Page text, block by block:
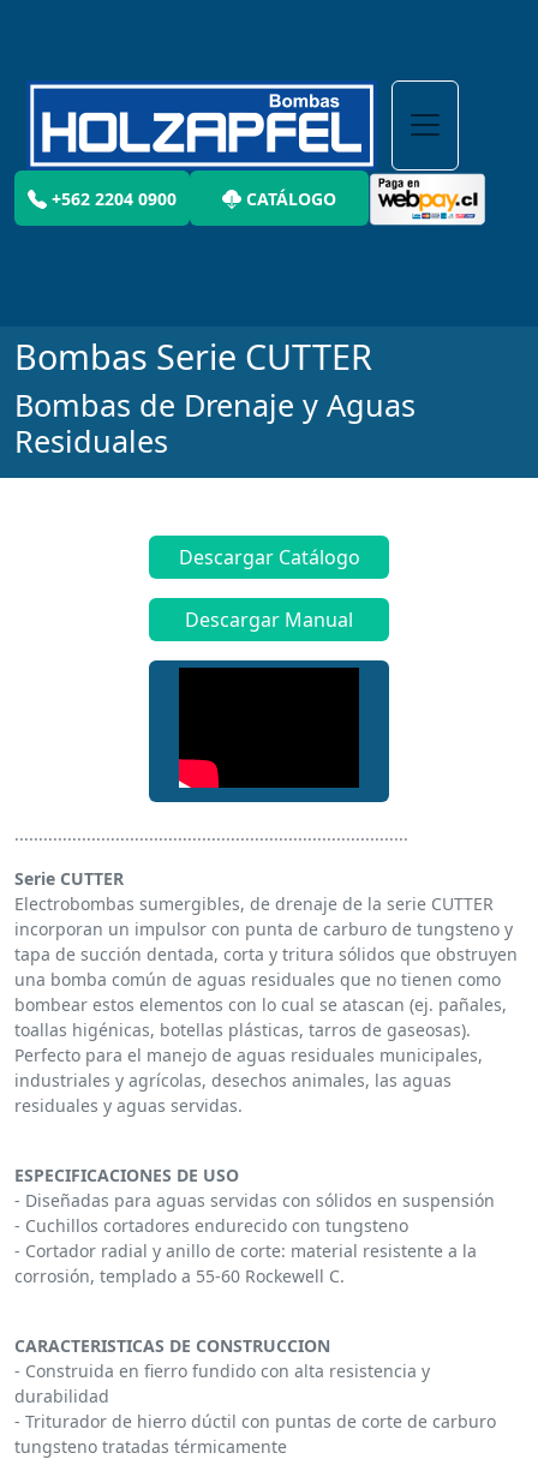
+562 2204 0900 CATÁLOGO
Bombas Serie CUTTER
Bombas de Drenaje y Aguas
Residuales
Descargar Catálogo
Descargar Manual
..................................................................................
Serie CUTTER
Electrobombas sumergibles, de drenaje de la serie CUTTER
incorporan un impulsor con punta de carburo de tungsteno y
tapa de succión dentada, corta y tritura sólidos que obstruyen
una bomba común de aguas residuales que no tienen como
bombear estos elementos con lo cual se atascan (ej. pañales,
toallas higénicas, botellas plásticas, tarros de gaseosas).
Perfecto para el manejo de aguas residuales municipales,
industriales y agrícolas, desechos animales, las aguas
residuales y aguas servidas.
ESPECIFICACIONES DE USO
- Diseñadas para aguas servidas con sólidos en suspensión
- Cuchillos cortadores endurecido con tungsteno
- Cortador radial y anillo de corte: material resistente a la
corrosión, templado a 55-60 Rockewell C.
CARACTERISTICAS DE CONSTRUCCION
- Construida en fierro fundido con alta resistencia y
durabilidad
- Triturador de hierro dúctil con puntas de corte de carburo
tungsteno tratadas térmicamente